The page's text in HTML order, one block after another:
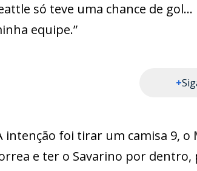
só teve uma chance de
equipe.”
+
intenção foi tirar um camisa 9,
e ter o Savarino por